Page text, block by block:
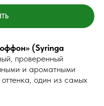
(Syringa
проверенный
и ароматными
один из самых